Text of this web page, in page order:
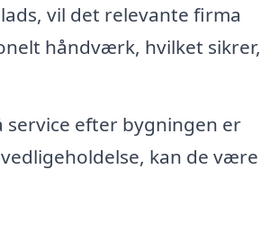
vil det relevante firma
håndværk, hvilket sikrer,
efter bygningen er
kan de være